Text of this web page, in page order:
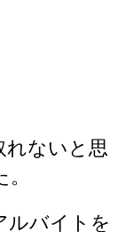
れないと思
ルバイトを